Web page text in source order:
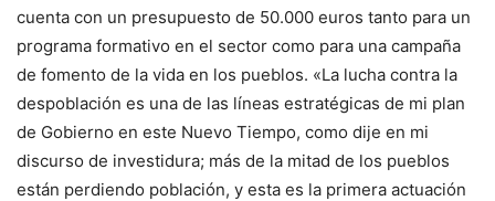
cuenta con un presupuesto de 50.000 euros tanto para un
programa formativo en el sector como para una campaña
de fomento de la vida en los pueblos. «La lucha contra la
despoblación es una de las líneas estratégicas de mi plan
de Gobierno en este Nuevo Tiempo, como dije en mi
discurso de investidura; más de la mitad de los pueblos
están perdiendo población, y esta es la primera actuación